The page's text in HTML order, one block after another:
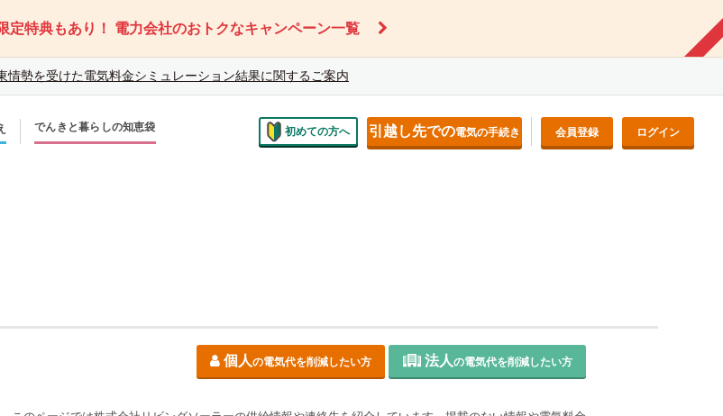
定特典もあり！ 電力会社のおトクなキャンペーン一覧
情勢を受けた電気料金シミュレーション結果に関するご案内
でんきと暮らしの知恵袋 初めての方へ 引越し先での電気の手続き 会員登録 ログイン
個人の電気代を削減したい方 法人の電気代を削減したい方